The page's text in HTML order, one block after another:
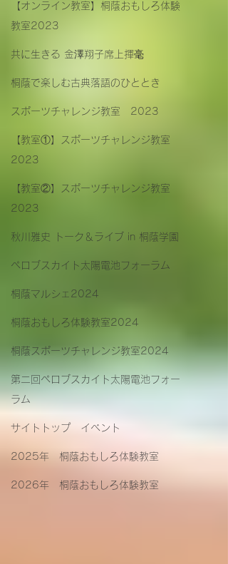
【オンライン教室】桐蔭おもしろ体験
教室2023
共に生きる 金澤翔子席上揮毫
桐蔭で楽しむ古典落語のひととき
スポーツチャレンジ教室 2023
【教室①】スポーツチャレンジ教室
2023
【教室②】スポーツチャレンジ教室
2023
秋川雅史 トーク＆ライブ in 桐蔭学園
ペロブスカイト太陽電池フォーラム
桐蔭マルシェ2024
桐蔭おもしろ体験教室2024
桐蔭スポーツチャレンジ教室2024
第二回ペロブスカイト太陽電池フォー
ラム
サイトトップ イベント
2025年 桐蔭おもしろ体験教室
2026年 桐蔭おもしろ体験教室